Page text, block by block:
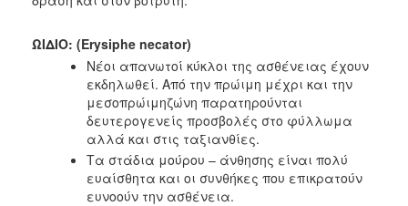
ΩΙΔΙΟ: (Erysiphe necator)
Νέοι απανωτοί κύκλοι της ασθένειας έχουν
εκδηλωθεί. Από την πρώιμη μέχρι και την
μεσοπρώιμηζώνη παρατηρούνται
δευτερογενείς προσβολές στο φύλλωμα
αλλά και στις ταξιανθίες.
Τα στάδια μούρου – άνθησης είναι πολύ
ευαίσθητα και οι συνθήκες που επικρατούν
ευνοούν την ασθένεια.